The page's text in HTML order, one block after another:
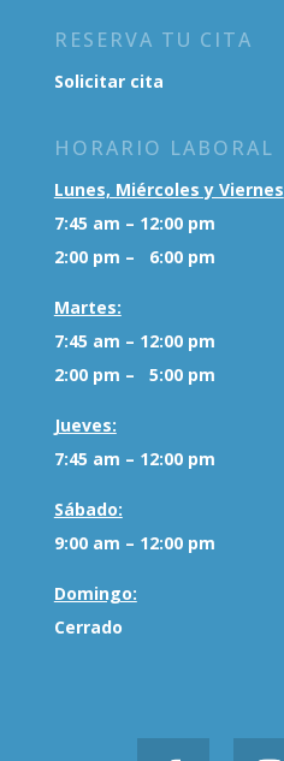
RESERVA TU CITA
Solicitar cita
HORARIO LABORAL
Lunes, Miércoles y Viernes
7:45 am – 12:00 pm
2:00 pm – 6:00 pm
Martes:
7:45 am – 12:00 pm
2:00 pm – 5:00 pm
Jueves:
7:45 am – 12:00 pm
Sábado:
9:00 am – 12:00 pm
Domingo:
Cerrado